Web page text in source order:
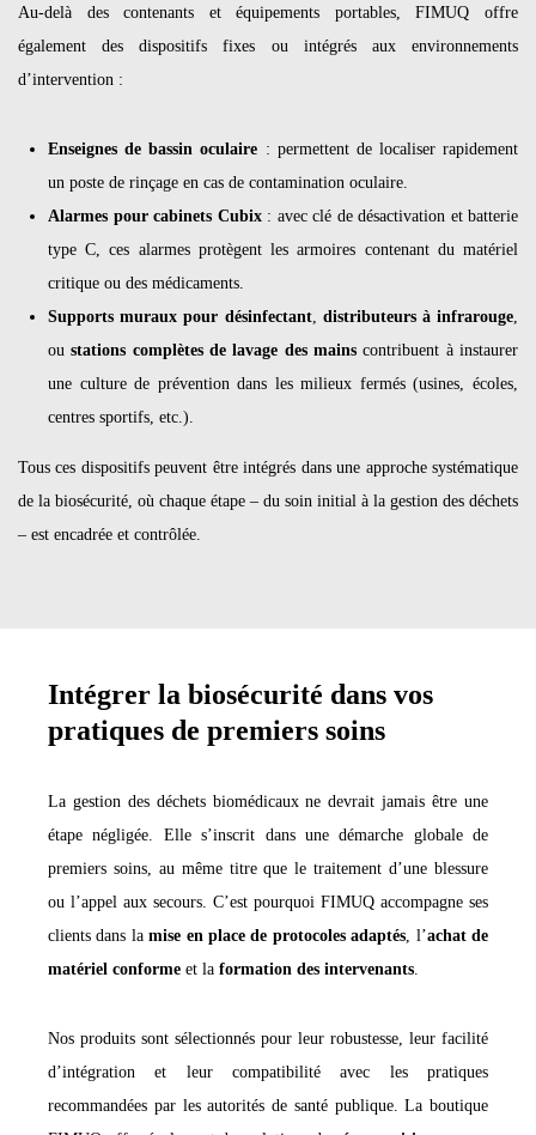
Au-delà des contenants et équipements portables, FIMUQ offre
également des dispositifs fixes ou intégrés aux environnements
d’intervention :
Enseignes de bassin oculaire : permettent de localiser rapidement
un poste de rinçage en cas de contamination oculaire.
Alarmes pour cabinets Cubix: avec clé de désactivation et batterie
type C, ces alarmes protègent les armoires contenant du matériel
critique ou des médicaments.
Supports muraux pour désinfectant, distributeurs à infrarouge
oustations complètes de lavage des mains contribuent à instaurer
une culture de prévention dans les milieux fermés (usines, écoles,
centres sportifs, etc.).
Tous ces dispositifs peuvent être intégrés dans une approche systématique
de la biosécurité, où chaque étape – du soin initial à la gestion des déchets
– est encadrée et contrôlée.
Intégrer la biosécurité dans vos
pratiques de premiers soins
La gestion des déchets biomédicaux ne devrait jamais être une
étape négligée. Elle s’inscrit dans une démarche globale de
premiers soins, au même titre que le traitement d’une blessure
ou l’appel aux secours. C’est pourquoi FIMUQ accompagne ses
clients dans lamise en place de protocoles adaptés, l’achat de
matériel conforme et la formation des intervenants.
Nos produits sont sélectionnés pour leur robustesse, leur facilité
d’intégration et leur compatibilité avec les pratiques
recommandées par les autorités de santé publique. La boutique